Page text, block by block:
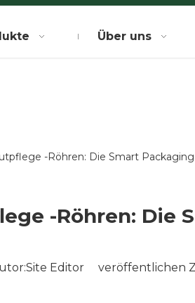
Über uns
-Röhren: Die Smart
-Röhren: Die
Editor veröffentlichen